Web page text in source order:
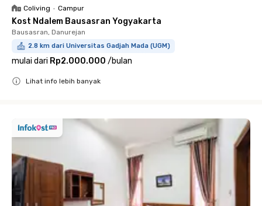
Coliving • Campur
Kost Ndalem Bausasran Yogyakarta
Bausasran, Danurejan
2.8 km dari Universitas Gadjah Mada (UGM)
mulai dari Rp2.000.000 /bulan
Lihat info lebih banyak